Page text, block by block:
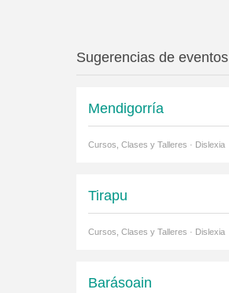
Sugerencias de eventos
Mendigorría
Cursos, Clases y Talleres · Dislexia
Tirapu
Cursos, Clases y Talleres · Dislexia
Barásoain